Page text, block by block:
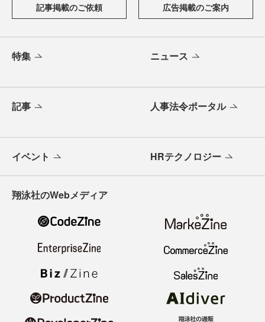
記事掲載のご依頼 広告掲載のご案内
特集 ニュース
記事 人事法令ポータル
イベント HRテクノロジー
翔泳社のWebメディア